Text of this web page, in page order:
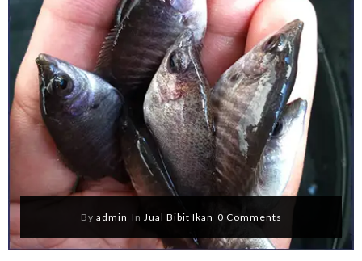
By admin In Jual Bibit Ikan 0 Comments